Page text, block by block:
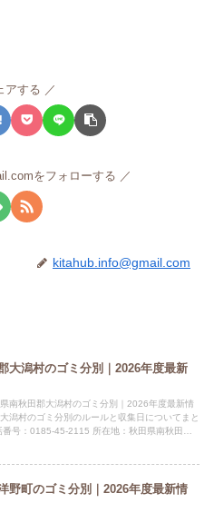
アする
をフォローする
kitahub.info@gmail.com
大潟村のゴミ分別｜2026年度最新
南秋田郡大潟村のゴミ分別｜2026年度最新情
潟村のゴミ分別のルールと収集日についてまと
号：0185-45-2115 所在地：秋田県南秋田郡
野町のゴミ分別｜2026年度最新情